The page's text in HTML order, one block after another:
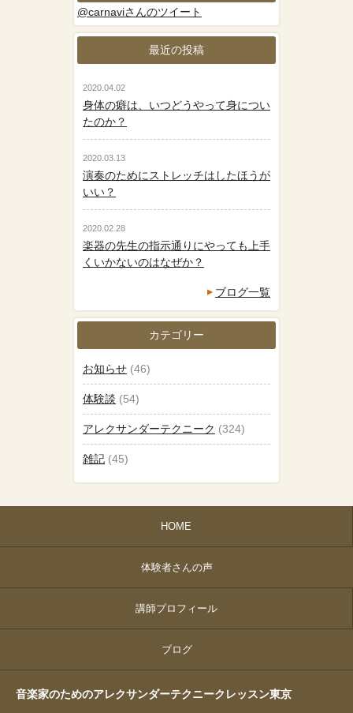
@carnaviさんのツイート
最近の投稿
2020.04.02
身体の癖は、いつどうやって身につい
たのか？
2020.03.13
演奏のためにストレッチはしたほうが
いい？
2020.02.28
楽器の先生の指示通りにやっても上手
くいかないのはなぜか？
ブログ一覧
カテゴリー
お知らせ (46)
体験談 (54)
アレクサンダーテクニーク (324)
雑記 (45)
HOME
体験者さんの声
講師プロフィール
ブログ
音楽家のためのアレクサンダーテクニークレッスン東京